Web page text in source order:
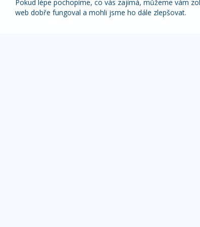
Pokud lépe pochopíme, co vás zajímá, můžeme vám
web dobře fungoval a mohli jsme ho dále zlepšovat.